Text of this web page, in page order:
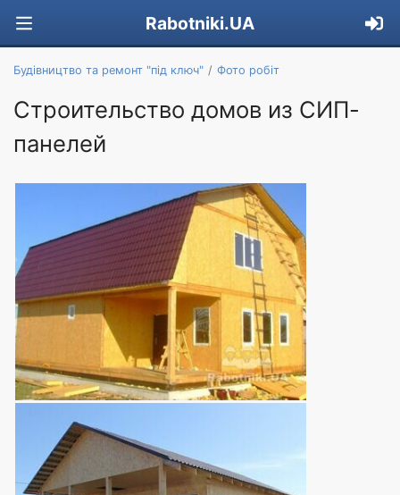
Rabotniki.UA
Будівництво та ремонт "під ключ" Фото робіт
Строительство домов из СИП-
панелей